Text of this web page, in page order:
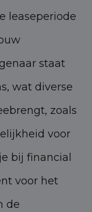
leaseperiode
staat
wat diverse
zoals
voor
bij financial
voor het
de